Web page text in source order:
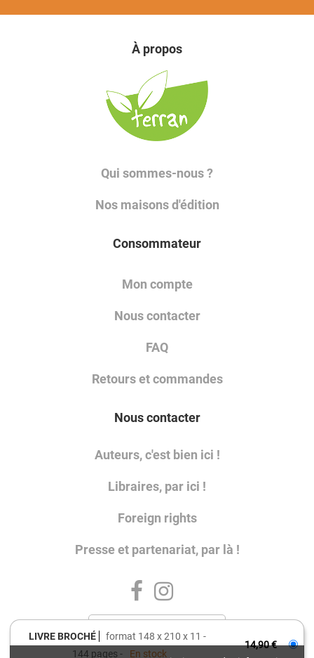
LIVRE BROCHÉ
format 148 x 210 x 11
144 pages
En stock
14,90 €
À propos
Qui sommes-nous ?
Nos maisons d'édition
Consommateur
Mon compte
Nous contacter
FAQ
Retours et commandes
Nous contacter
Auteurs, c'est bien ici !
Libraires, par ici !
Foreign rights
Presse et partenariat, par là !